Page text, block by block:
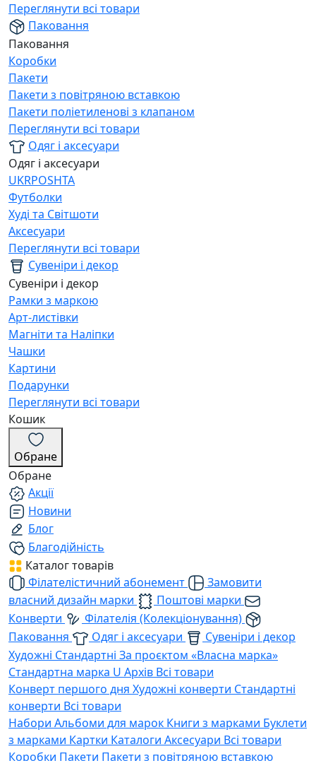
Переглянути всі товари
Паковання
Паковання
Коробки
Пакети
Пакети з повітряною вставкою
Пакети поліетиленові з клапаном
Переглянути всі товари
Одяг і аксесуари
Одяг і аксесуари
UKRPOSHTA
Футболки
Худі та Світшоти
Аксесуари
Переглянути всі товари
Сувеніри і декор
Сувеніри і декор
Рамки з маркою
Арт-листівки
Магніти та Наліпки
Чашки
Картини
Подарунки
Переглянути всі товари
Кошик
Обране
Обране
Акції
Новини
Блог
Благодійність
Каталог товарів
Філателістичний абонемент
Замовити
власний дизайн марки
Поштові марки
Конверти
Філателія (Колекціонування)
Паковання
Одяг і аксесуари
Сувеніри і декор
Художні Стандартні За проєктом «Власна марка»
Стандартна марка U Архів Всі товари
Конверт першого дня Художні конверти Стандартні
конверти Всі товари
Набори Альбоми для марок Книги з марками Буклети
з марками Картки Каталоги Аксесуари Всі товари
Коробки Пакети Пакети з повітряною вставкою